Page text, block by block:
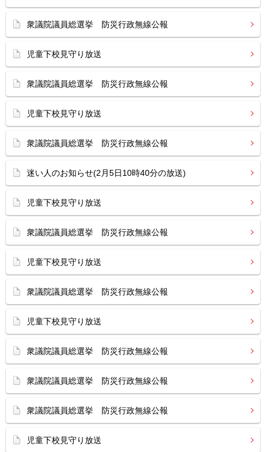
衆議院議員総選挙 防災行政無線公報
児童下校見守り放送
衆議院議員総選挙 防災行政無線公報
児童下校見守り放送
衆議院議員総選挙 防災行政無線公報
迷い人のお知らせ(2月5日10時40分の放送)
児童下校見守り放送
衆議院議員総選挙 防災行政無線公報
児童下校見守り放送
衆議院議員総選挙 防災行政無線公報
児童下校見守り放送
衆議院議員総選挙 防災行政無線公報
衆議院議員総選挙 防災行政無線公報
衆議院議員総選挙 防災行政無線公報
児童下校見守り放送